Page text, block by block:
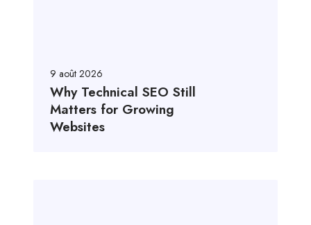
9 août 2026
Why Technical SEO Still
Matters for Growing
Websites